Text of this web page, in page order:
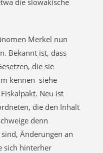
die slowakische
Merkel nun
Bekannt ist, dass
die sie
kennen  siehe
Neu ist
die den Inhalt
denn
Änderungen an
sich hinterher